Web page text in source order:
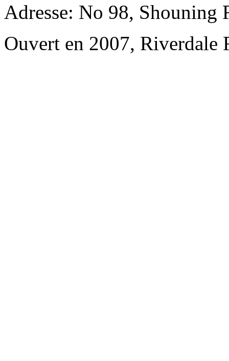
Adresse: No 98, Shouning
Ouvert en 2007, Riverdale